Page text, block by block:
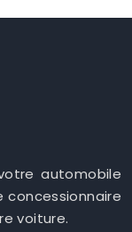
automobile
voiture.